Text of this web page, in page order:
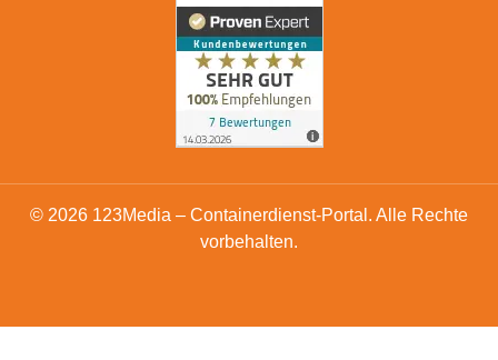
© 2026 123Media – Containerdienst-Portal. Alle Rechte
vorbehalten.